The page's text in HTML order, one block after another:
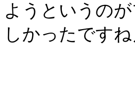
ようというの
しかったですね